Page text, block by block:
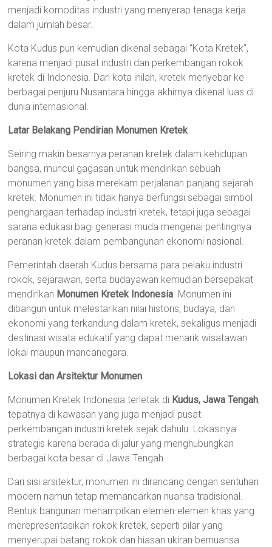
menjadi komoditas industri yang menyerap tenaga kerja
dalam jumlah besar.
Kota Kudus pun kemudian dikenal sebagai “Kota Kretek”,
karena menjadi pusat industri dan perkembangan rokok
kretek di Indonesia. Dari kota inilah, kretek menyebar ke
berbagai penjuru Nusantara hingga akhirnya dikenal luas di
dunia internasional.
Latar Belakang Pendirian Monumen Kretek
Seiring makin besarnya peranan kretek dalam kehidupan
bangsa, muncul gagasan untuk mendirikan sebuah
monumen yang bisa merekam perjalanan panjang sejarah
kretek. Monumen ini tidak hanya berfungsi sebagai simbol
penghargaan terhadap industri kretek, tetapi juga sebagai
sarana edukasi bagi generasi muda mengenai pentingnya
peranan kretek dalam pembangunan ekonomi nasional.
Pemerintah daerah Kudus bersama para pelaku industri
rokok, sejarawan, serta budayawan kemudian bersepakat
mendirikan Monumen Kretek Indonesia. Monumen ini
dibangun untuk melestarikan nilai historis, budaya, dan
ekonomi yang terkandung dalam kretek, sekaligus menjadi
destinasi wisata edukatif yang dapat menarik wisatawan
lokal maupun mancanegara.
Lokasi dan Arsitektur Monumen
Monumen Kretek Indonesia terletak di Kudus, Jawa Tengah,
tepatnya di kawasan yang juga menjadi pusat
perkembangan industri kretek sejak dahulu. Lokasinya
strategis karena berada di jalur yang menghubungkan
berbagai kota besar di Jawa Tengah.
Dari sisi arsitektur, monumen ini dirancang dengan sentuhan
modern namun tetap memancarkan nuansa tradisional.
Bentuk bangunan menampilkan elemen-elemen khas yang
merepresentasikan rokok kretek, seperti pilar yang
menyerupai batang rokok dan hiasan ukiran bernuansa